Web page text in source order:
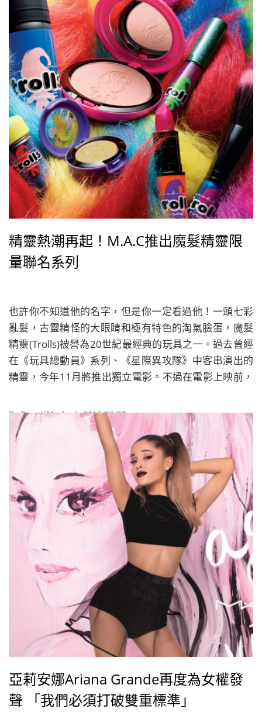
精靈熱潮再起！M.A.C推出魔髮精靈限
量聯名系列
也許你不知道他的名字，但是你一定看過他！一頭七彩
亂髮，古靈精怪的大眼睛和極有特色的淘氣臉蛋，魔髮
精靈(Trolls)被譽為20世紀最經典的玩具之一。過去曾經
在《玩具總動員》系列、《星際異攻隊》中客串演出的
精靈，今年11月將推出獨立電影。不過在電影上映前，
登上女孩們的化妝台，將神奇魔力感染到秋冬的妝容與
髮型上。
ByBeautiMode| 2016/08/09
亞莉安娜Ariana Grande再度為女權發
聲 「我們必須打破雙重標準」